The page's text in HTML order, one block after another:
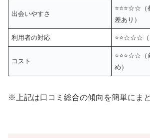
出会いやすさ
⭐⭐⭐☆☆（
差あり）
利用者の対応 ⭐⭐☆☆☆（
コスト
⭐⭐⭐☆☆（
め）
※上記は口コミ総合の傾向を簡単にま